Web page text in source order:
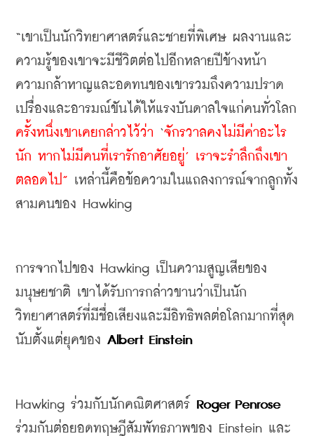
“เขาเป็นนักวิทยาศาสตร์และชายที่พิเศษ ผลงานและ
ความรู้ของเขาจะมีชีวิตต่อไปอีกหลายปีข้างหน้า
ความกล้าหาญและอดทนของเขารวมถึงความปราด
ครั้งหนึ่งเขาเคยกล่าวไว้ว่า ‘จักรวาลคงไม่มีค่าอะไร
นัก หากไม่มีคนที่เรารักอาศัยอยู่’ เราจะรำลึกถึงเขา
ตลอดไป” เหล่านี้คือข้อความในแถลงการณ์จากลูกทั้ง
สามคนของ Hawking
การจากไปของ Hawking เป็นความสูญเสียของ
มนุษยชาติ เขาได้รับการกล่าวขานว่าเป็นนัก
วิทยาศาสตร์ที่มีชื่อเสียงและมีอิทธิพลต่อโลกมากที่สุด
นับตั้งแต่ยุคของ Albert Einstein
Hawking ร่วมกับนักคณิตศาสตร์
Roger Penrose
ร่วมกันต่อยอดทฤษฎีสัมพัทธภาพของ Einstein และ